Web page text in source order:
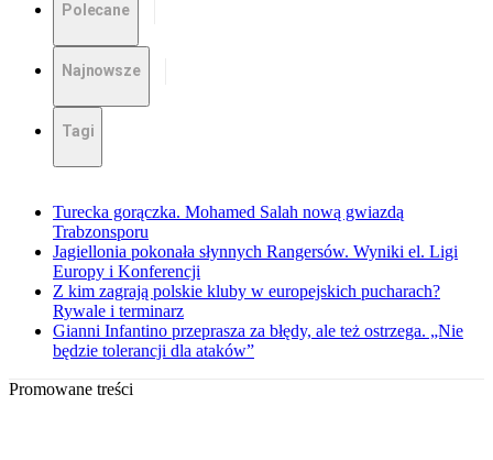
Polecane
Najnowsze
Tagi
Turecka gorączka. Mohamed Salah nową gwiazdą
Trabzonsporu
Jagiellonia pokonała słynnych Rangersów. Wyniki el. Ligi
Europy i Konferencji
Z kim zagrają polskie kluby w europejskich pucharach?
Rywale i terminarz
Gianni Infantino przeprasza za błędy, ale też ostrzega. „Nie
będzie tolerancji dla ataków”
Promowane treści